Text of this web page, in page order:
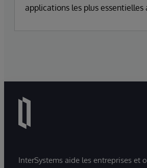
applications les plus essentielles
annonce aujourd’hui la
nouvelle extension
alimentée par l’IA générative,
données grâce à des interactions
InterSystems aide les entreprises et